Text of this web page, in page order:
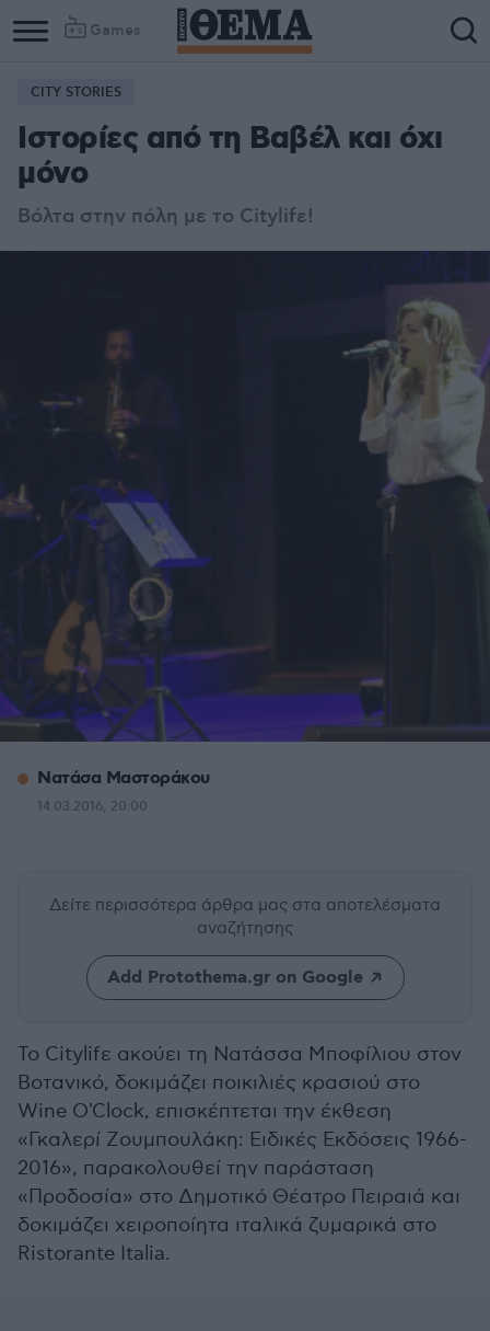
Games
CITY STORIES
Ιστορίες από τη Βαβέλ και όχι
μόνο
Βόλτα στην πόλη με το Citylifε!
Νατάσα Μαστοράκου
14.03.2016, 20:00
Δείτε περισσότερα άρθρα μας στα αποτελέσματα
αναζήτησης
Add Protothema.gr on Google
Το Citylifε ακούει τη Νατάσσα Μποφίλιου στον
Βοτανικό, δοκιμάζει ποικιλιές κρασιού στο
Wine O'Clock, επισκέπτεται την έκθεση
«Γκαλερί Ζουμπουλάκη: Ειδικές Εκδόσεις 1966-
2016», παρακολουθεί την παράσταση
«Προδοσία» στο Δημοτικό Θέατρο Πειραιά και
δοκιμάζει χειροποίητα ιταλικά ζυμαρικά στο
Ristorante Italia.